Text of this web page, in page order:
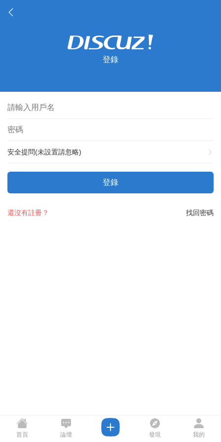
登錄
安全提問(未設置請忽略)
登錄
找回密碼
還沒有註冊？
首頁 論壇 發現 我的